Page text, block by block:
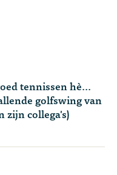
tennissen hè...
golfswing van
zijn collega's)